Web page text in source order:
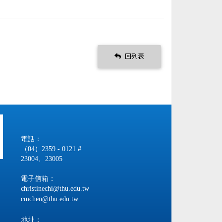
回列表
電話：
（04）2359 - 0121 #
23004、23005
電子信箱：
christinechi@thu.edu.tw
cmchen@thu.edu.tw
地址：